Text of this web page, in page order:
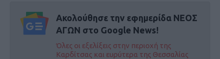
Ακολούθησε την εφημερίδα ΝΕΟΣ
ΑΓΩΝ στο Google News!
Όλες οι εξελίξεις στην περιοχή της
Καρδίτσας και ευρύτερα της Θεσσαλίας